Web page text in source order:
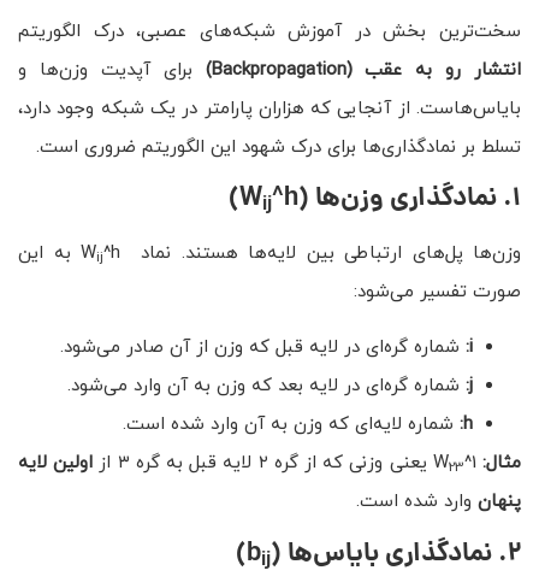
سخت‌ترین بخش در آموزش شبکه‌های عصبی، درک الگوریتم
انتشار رو به عقب(Backpropagation)
برای آپدیت وزن‌ها و
بایاس‌هاست. از آنجایی که هزاران پارامتر در یک شبکه وجود دارد،
تسلط بر نمادگذاری‌ها برای درک شهود این الگوریتم ضروری است.
۱. نمادگذاری وزن‌ها (W
ij^h)
وزن‌ها پل‌های ارتباطی بین لایه‌ها هستند. نماد W ij
^h به این
صورت تفسیر می‌شود:
i
: شماره گره‌ای در لایه قبل که وزن از آن صادر می‌شود.
j
: شماره گره‌ای در لایه بعد که وزن به آن وارد می‌شود.
h
: شماره لایه‌ای که وزن به آن وارد شده است.
مثال:
W23^1 یعنی وزنی که از گره ۲ لایه قبل به گره ۳ از
اولین لایه
پنهان وارد شده است.
۲. نمادگذاری بایاس‌ها (b
ij
)